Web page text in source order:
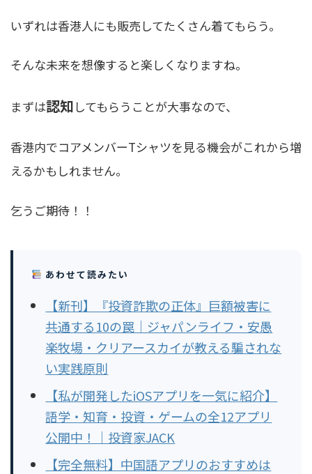
いずれは香港人にも販売してたくさん着てもらう。
そんな未来を想像すると楽しくなりますね。
まずは認知 してもらうことが大事なので、
香港内でコアメンバーTシャツを見る機会がこれから増
えるかもしれません。
乞うご期待！！
あわせて読みたい
【新刊】『投資詐欺の正体』巨額被害に
共通する10の罠｜ジャパンライフ・安愚
楽牧場・クリアースカイが教える騙されな
い実践原則
【私が開発したiOSアプリを一気に紹介】
語学・知育・投資・ゲームの全12アプリ
公開中！｜投資家JACK
【完全無料】中国語アプリのおすすめは